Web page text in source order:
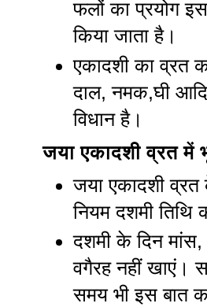
फलों का प्रयोग
किया जाता है।
एकादशी का व्रत
दाल, नमक,घी
विधान है।
जया एकादशी व्रत
जया एकादशी
नियम दशमी
दशमी के दिन
वगैरह नहीं खाएं।
समय भी इस बात